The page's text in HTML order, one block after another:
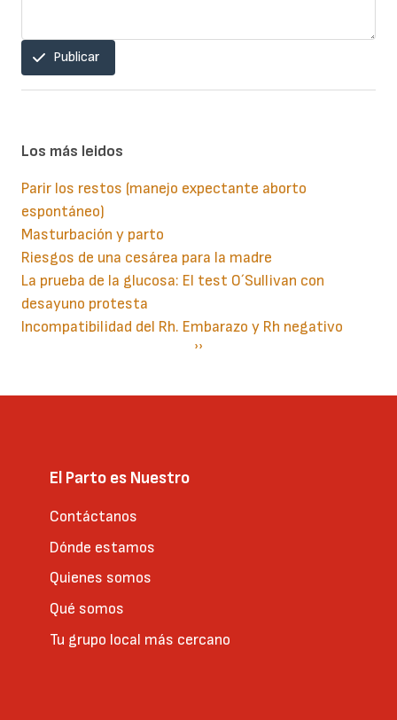
Publicar
Los más leidos
Parir los restos (manejo expectante aborto
espontáneo)
Masturbación y parto
Riesgos de una cesárea para la madre
La prueba de la glucosa: El test O´Sullivan con
desayuno protesta
Incompatibilidad del Rh. Embarazo y Rh negativo
Siguiente
››
El Parto es Nuestro
Contáctanos
Dónde estamos
Quienes somos
Qué somos
Tu grupo local más cercano